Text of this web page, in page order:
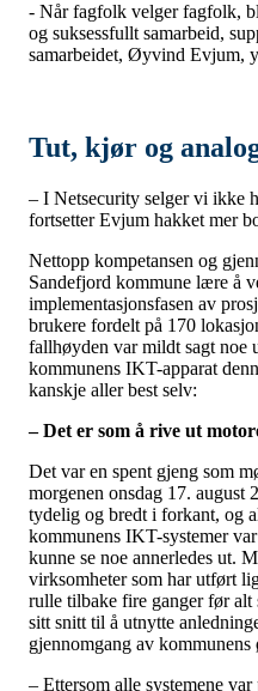
- Når fagfolk velger fagfolk,
og suksessfullt samarbeid,
samarbeidet, Øyvind Evjum,
Tut, kjør og
– I Netsecurity selger vi ikke
fortsetter Evjum hakket mer
Nettopp kompetansen og
Sandefjord kommune lære å
implementasjonsfasen av
brukere fordelt på 170
fallhøyden var mildt sagt noe
kommunens IKT-apparat
kanskje aller best selv:
– Det er som å rive ut
Det var en spent gjeng som
morgenen onsdag 17. august
tydelig og bredt i forkant, og
kommunens IKT-systemer
kunne se noe annerledes ut.
virksomheter som har utført
rulle tilbake fire ganger før alt
sitt snitt til å utnytte
gjennomgang av
– Ettersom alle systemene